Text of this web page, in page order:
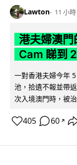
Lawton 11 小時
港夫婦澳門
Cam 睇到
一對香港夫婦今年
池，拾遺不報並帶
次入境澳門時，被
405 60 ↗